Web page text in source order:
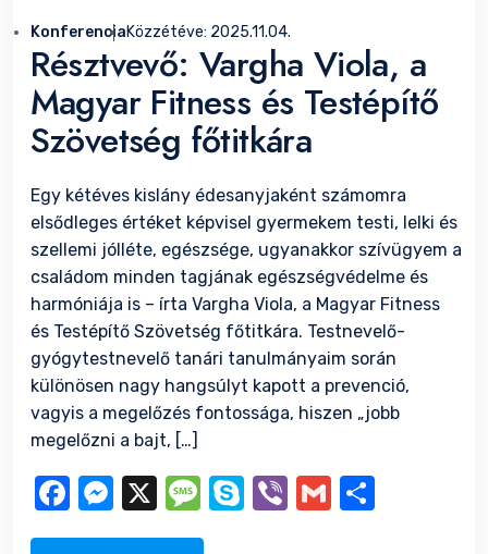
KonferenciaKözzétéve: 2025.11.04.
Résztvevő: Vargha Viola, a
Magyar Fitness és Testépítő
Szövetség főtitkára
Egy kétéves kislány édesanyjaként számomra
elsődleges értéket képvisel gyermekem testi, lelki és
szellemi jólléte, egészsége, ugyanakkor szívügyem a
családom minden tagjának egészségvédelme és
harmóniája is – írta Vargha Viola, a Magyar Fitness
és Testépítő Szövetség főtitkára. Testnevelő-
gyógytestnevelő tanári tanulmányaim során
különösen nagy hangsúlyt kapott a prevenció,
vagyis a megelőzés fontossága, hiszen „jobb
megelőzni a bajt, […]
Facebook
Messenger
X Message
Skype
ViberGmailOssza